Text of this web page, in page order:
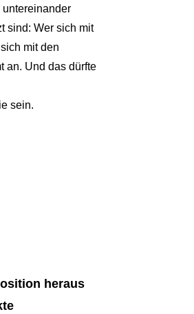
sind: Wer sich mit
mit den
an. Und das dürfte
sein.
heraus